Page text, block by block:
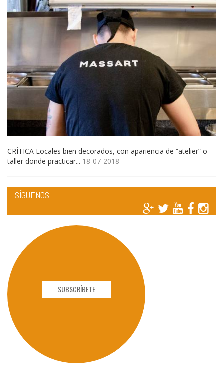
CRÍTICA Locales bien decorados, con apariencia de “atelier” o
taller donde practicar... 18-07-2018
SÍGUENOS
SUBSCRÍBETE